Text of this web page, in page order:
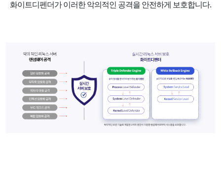
화이트디펜더가 이러한 악의적인 공격을 안전하게 보호합니다.